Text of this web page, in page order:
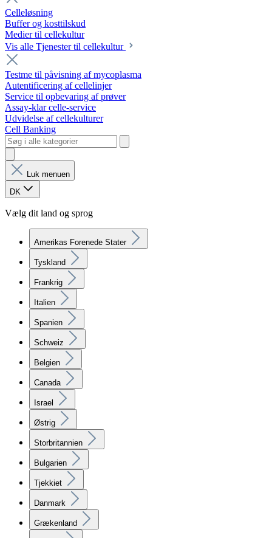
Celleløsning
Buffer og kosttilskud
Medier til cellekultur
Vis alle Tjenester til cellekultur
Testme til påvisning af mycoplasma
Autentificering af cellelinjer
Service til opbevaring af prøver
Assay-klar celle-service
Udvidelse af cellekulturer
Cell Banking
Luk menuen
DK
Vælg dit land og sprog
Amerikas Forenede Stater
Tyskland
Frankrig
Italien
Spanien
Schweiz
Belgien
Canada
Israel
Østrig
Storbritannien
Bulgarien
Tjekkiet
Danmark
Grækenland